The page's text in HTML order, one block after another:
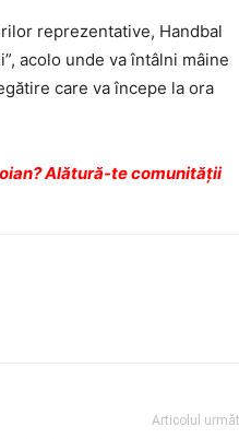
reprezentative, Handbal
acolo unde va întâlni mâine
care va începe la ora
Alătură-te comunității
Articolul